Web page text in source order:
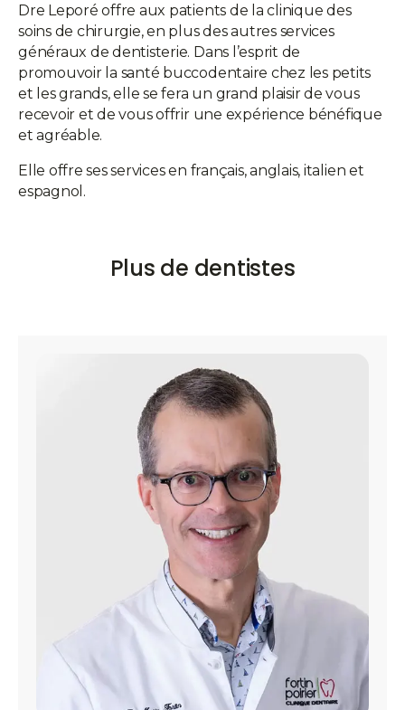
Dre Leporé offre aux patients de la clinique des
soins de chirurgie, en plus des autres services
généraux de dentisterie. Dans l’esprit de
promouvoir la santé buccodentaire chez les petits
et les grands, elle se fera un grand plaisir de vous
recevoir et de vous offrir une expérience bénéfique
et agréable.
Elle offre ses services en français, anglais, italien et
espagnol.
Plus de dentistes